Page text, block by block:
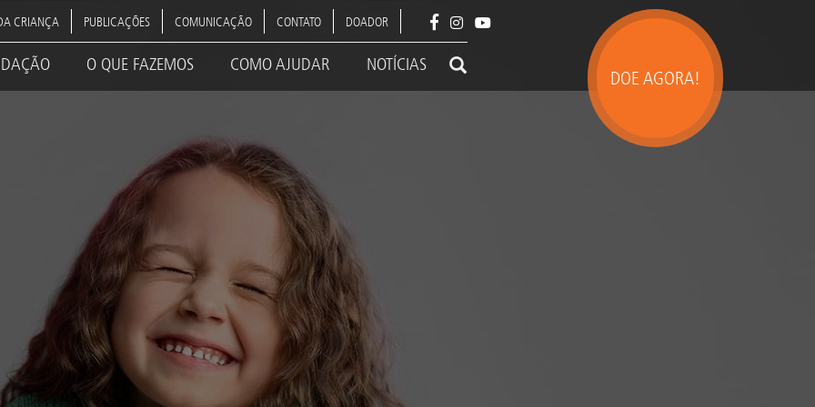
DOE AGORA!
CRIANÇA PUBLICAÇÕES COMUNICAÇÃO CONTATO DOADOR
O QUE FAZEMOS COMO AJUDAR NOTÍCIAS